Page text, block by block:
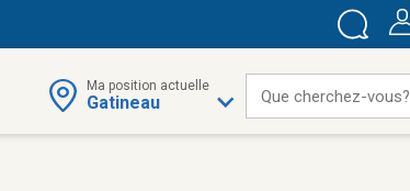
Ma position actuelle
Gatineau Que cherchez-vous?